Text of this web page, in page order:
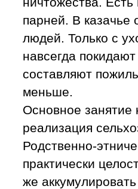
парней. В
людей. Только с
навсегда
составляют
меньше.
Основное
реализация
Родственно-
практически
же